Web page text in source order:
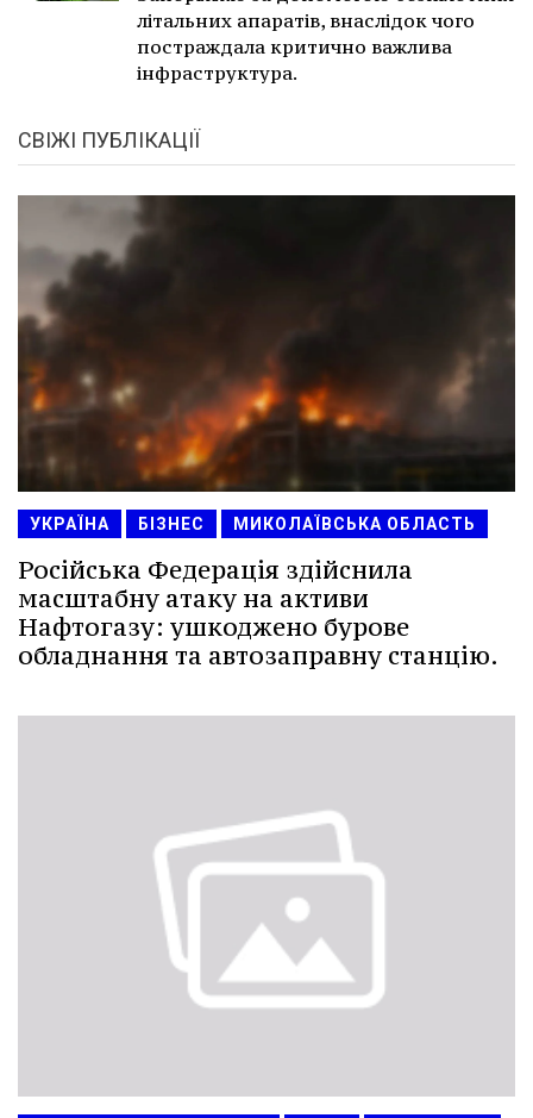
літальних апаратів, внаслідок чого
постраждала критично важлива
інфраструктура.
СВІЖІ ПУБЛІКАЦІЇ
УКРАЇНА БІЗНЕС МИКОЛАЇВСЬКА ОБЛАСТЬ
Російська Федерація здійснила
масштабну атаку на активи
Нафтогазу: ушкоджено бурове
обладнання та автозаправну станцію.